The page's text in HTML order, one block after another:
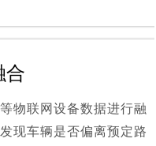
合
物联网设备数据进行融
现车辆是否偏离预定路